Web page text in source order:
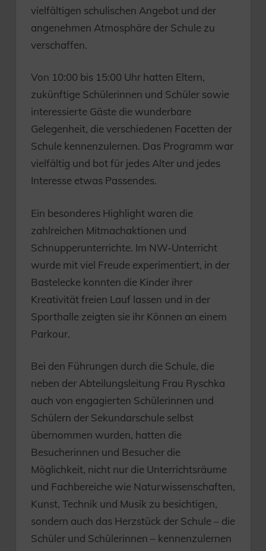
vielfältigen schulischen Angebot und der
angenehmen Atmosphäre der Schule zu
verschaffen.
Von 10:00 bis 15:00 Uhr hatten Eltern,
zukünftige Schülerinnen und Schüler sowie
interessierte Gäste die wunderbare
Gelegenheit, die verschiedenen Facetten der
Schule kennenzulernen. Das Programm war
vielfältig und bot für jedes Alter und jedes
Interesse etwas Passendes.
Ein besonderes Highlight waren die
zahlreichen Mitmachaktionen und
Schnupperunterrichte. Im NW-Unterricht
wurde mit viel Freude experimentiert, in der
Bastelecke konnten die Kinder ihrer
Kreativität freien Lauf lassen und in der
Sporthalle zeigten sie ihr Können an einem
Parkour.
Bei den Führungen durch die Schule, die
neben der Abteilungsleitung Frau Ryschka
auch von engagierten Schülerinnen und
Schülern der Sekundarschule selbst
übernommen wurden, hatten die
Besucherinnen und Besucher die
Möglichkeit, nicht nur die Unterrichtsräume
und Fachbereiche wie Naturwissenschaften,
Kunst, Technik und Musik zu besichtigen,
sondern auch das Herzstück der Schule – die
Schüler und Schülerinnen – kennenzulernen